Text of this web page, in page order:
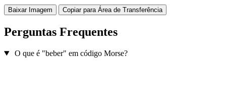
Baixar Imagem Copiar para Área de Transferência
Perguntas Frequentes
O que é "beber" em código Morse?